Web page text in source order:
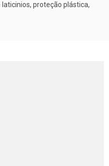
proteção plástica,